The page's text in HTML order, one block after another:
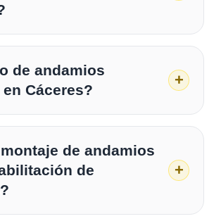
de andamios
Cáceres?
de andamios
de